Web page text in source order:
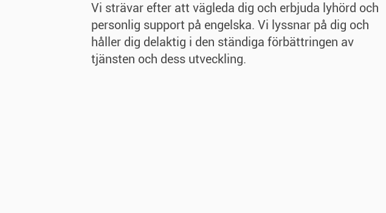
Vi strävar efter att vägleda dig och erbjuda lyhörd och
personlig support på engelska. Vi lyssnar på dig och
håller dig delaktig i den ständiga förbättringen av
tjänsten och dess utveckling.